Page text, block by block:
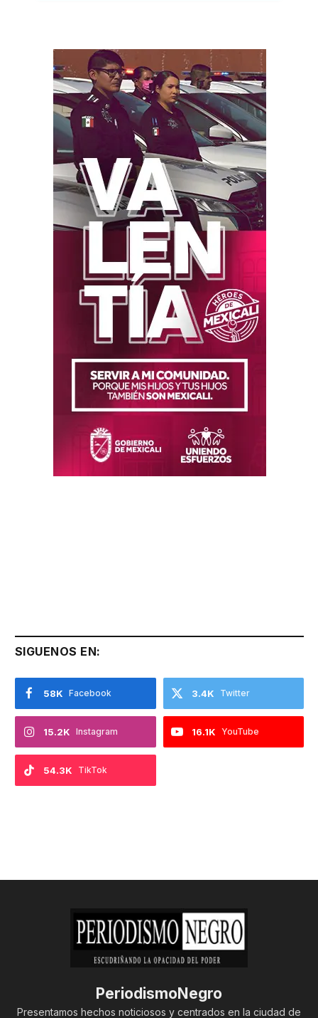
SIGUENOS EN:
Facebook
58K Twitter
3.4K
Instagram
15.2K YouTube
16.1K
TikTok
54.3K
PeriodismoNegro
Presentamos hechos noticiosos y centrados en la ciudad de